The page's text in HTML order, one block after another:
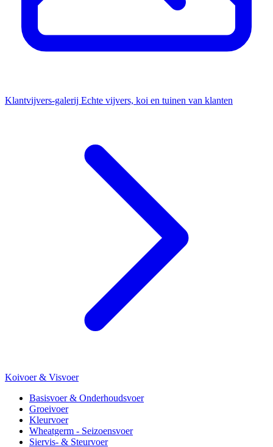
Klantvijvers-galerij Echte vijvers, koi en tuinen van klanten
Koivoer & Visvoer
Basisvoer & Onderhoudsvoer
Groeivoer
Kleurvoer
Wheatgerm - Seizoensvoer
Siervis- & Steurvoer